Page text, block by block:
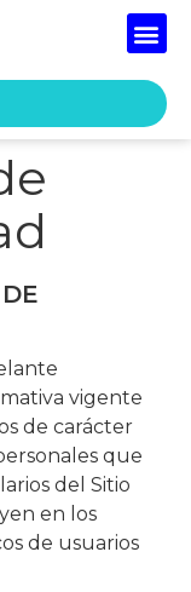
vigente
de carácter
que
del Sitio
en los
de usuarios